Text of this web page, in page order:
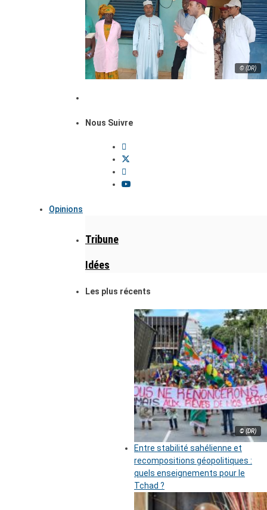
© (DR)
Nous Suivre
Opinions
Tribune
Idées
Les plus récents
© (DR)
Entre stabilité sahélienne et
recompositions géopolitiques :
quels enseignements pour le
Tchad ?